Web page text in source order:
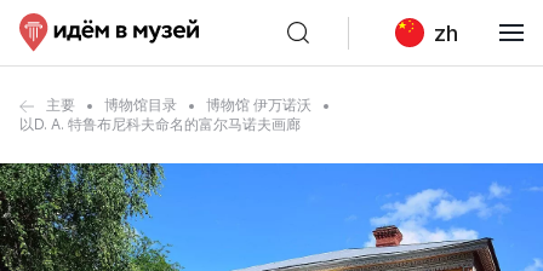
zh
主要 博物馆目录
博物馆 伊万诺沃
以D. A. 特鲁布尼科夫命名的富尔马诺夫画廊